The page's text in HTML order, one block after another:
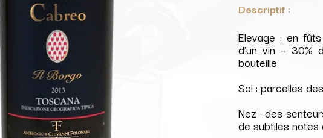
Descriptif :
Elevage : en
d’un vin – 30%
bouteille
Sol : parcelles
Nez : des
de subtiles notes